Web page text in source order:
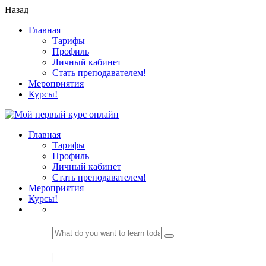
Назад
Главная
Тарифы
Профиль
Личный кабинет
Стать преподавателем!
Мероприятия
Курсы!
Главная
Тарифы
Профиль
Личный кабинет
Стать преподавателем!
Мероприятия
Курсы!